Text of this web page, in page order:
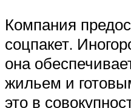
Компания
соцпакет.
она
жильем и
это в